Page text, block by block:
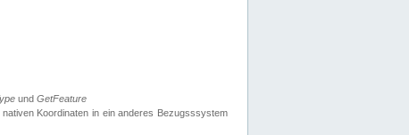
und GetFeature
nativen Koordinaten in ein anderes Bezugsssystem